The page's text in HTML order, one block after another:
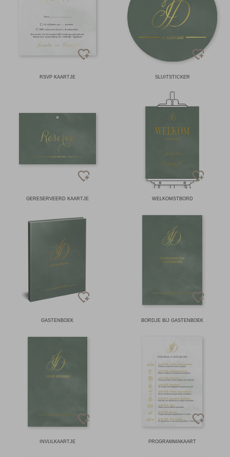
RSVP KAARTJE SLUITSTICKER
GERESERVEERD KAARTJE WELKOMSTBORD
GASTENBOEK BORDJE BIJ GASTENBOEK
INVULKAARTJE PROGRAMMAKAART